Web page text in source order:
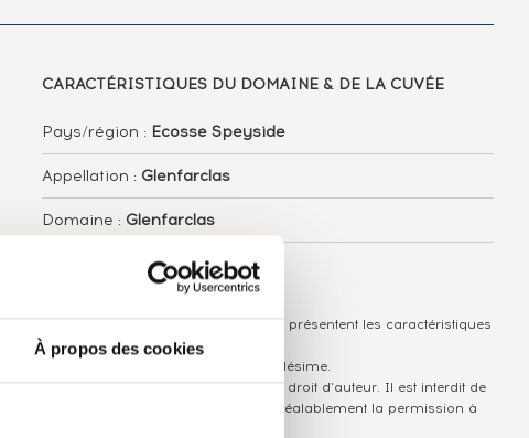
À propos des cookies
CARACTÉRISTIQUES DU DOMAINE & DE LA CUVÉE
Pays/région : Ecosse Speyside
Appellation : Glenfarclas
Domaine : Glenfarclas
Ambré
Les informations publiées ci-dessus présentent les caractéristiques
actuelles du spiritueux concerné.
Elles ne sont pas spécifiques au millésime.
Attention, ce texte est protégé par un droit d'auteur. Il est interdit de
le copier sans en avoir demandé préalablement la permission à